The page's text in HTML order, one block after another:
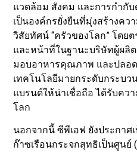
แวดล้อม สังคม และการกำกั
เป็นองค์กรยั่งยืนที่มุ่งสร้างคว
วิสัยทัศน์ “ครัวของโลก” โดย
และหน้าที่ในฐานะบริษัทผู้ผลิ
มอบอาหารคุณภาพ และปลอ
เทคโนโลยีมายกระดับกระบว
แบรนด์ให้น่าเชื่อถือ ได้รับคว
โลก
นอกจากนี้ ซีพีเอฟ ยังประกาศ
ก๊าซเรือนกระจกสุทธิเป็นศูนย์